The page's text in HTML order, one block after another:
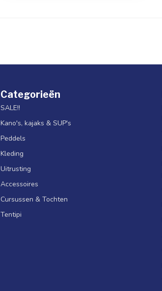
Categorieën
SALE!!
Kano's, kajaks & SUP's
Peddels
Kleding
Uitrusting
Accessoires
Cursussen & Tochten
Tentipi